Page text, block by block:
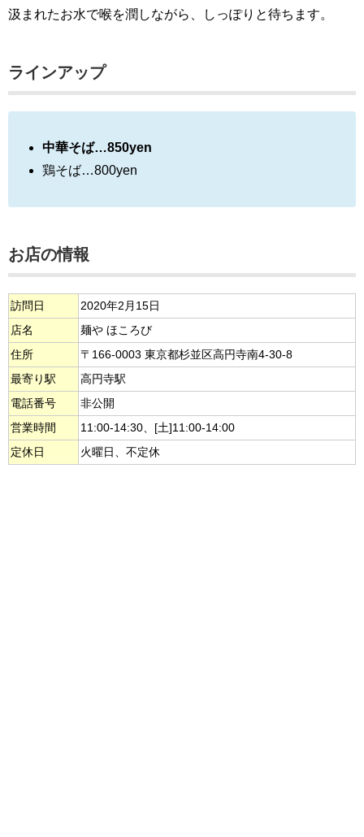
汲まれたお水で喉を潤しながら、しっぽりと待ちます。
ラインアップ
中華そば…850yen
鶏そば…800yen
お店の情報
訪問日
2020年2月15日
店名
麺や ほころび
住所
〒166-0003 東京都杉並区高円寺南4-30-8
最寄り駅
高円寺駅
電話番号
非公開
営業時間
11:00-14:30、[土]11:00-14:00
定休日
火曜日、不定休